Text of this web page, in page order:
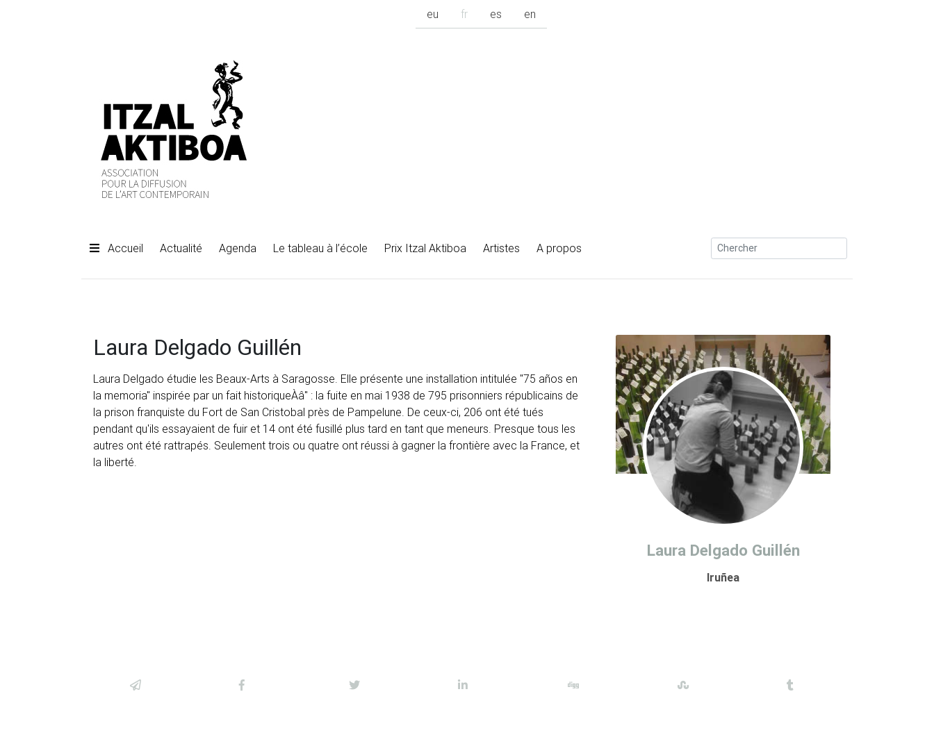
eu fr es en
Accueil Actualité Agenda Le tableau à l’école Prix Itzal Aktiboa Artistes A propos
Laura Delgado Guillén
Laura Delgado étudie les Beaux-Arts à Saragosse. Elle présente une installation intitulée "75 años en
la memoria" inspirée par un fait historiqueÀâ'' : la fuite en mai 1938 de 795 prisonniers républicains de
la prison franquiste du Fort de San Cristobal près de Pampelune. De ceux-ci, 206 ont été tués
pendant qu'ils essayaient de fuir et 14 ont été fusillé plus tard en tant que meneurs. Presque tous les
autres ont été rattrapés. Seulement trois ou quatre ont réussi à gagner la frontière avec la France, et
la liberté.
Laura Delgado Guillén
Iruñea